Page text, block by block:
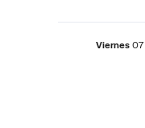
Viernes